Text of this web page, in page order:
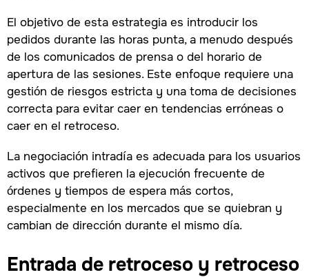
El objetivo de esta estrategia es introducir los
pedidos durante las horas punta, a menudo después
de los comunicados de prensa o del horario de
apertura de las sesiones. Este enfoque requiere una
gestión de riesgos estricta y una toma de decisiones
correcta para evitar caer en tendencias erróneas o
caer en el retroceso.
La negociación intradía es adecuada para los usuarios
activos que prefieren la ejecución frecuente de
órdenes y tiempos de espera más cortos,
especialmente en los mercados que se quiebran y
cambian de dirección durante el mismo día.
Entrada de retroceso y retroceso